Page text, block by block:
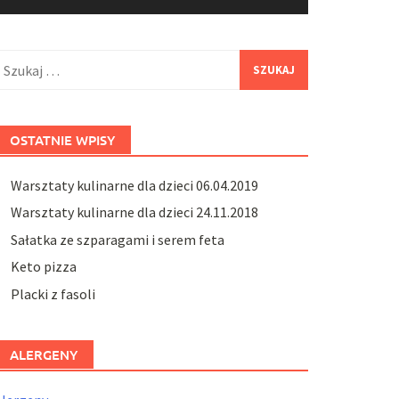
OSTATNIE WPISY
Warsztaty kulinarne dla dzieci 06.04.2019
Warsztaty kulinarne dla dzieci 24.11.2018
Sałatka ze szparagami i serem feta
Keto pizza
Placki z fasoli
ALERGENY